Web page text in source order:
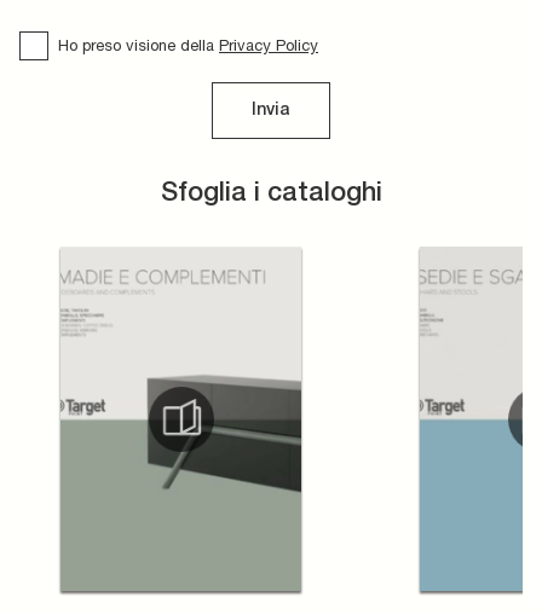
Sfoglia i cataloghi
Ho preso visione della Privacy Policy
Invia